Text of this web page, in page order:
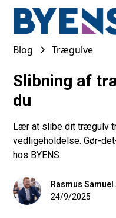
Blog Trægulve
Slibning af
du
Lær at slibe dit trægulv
vedligeholdelse. Gør-
hos BYENS.
Rasmus
24/9/2025